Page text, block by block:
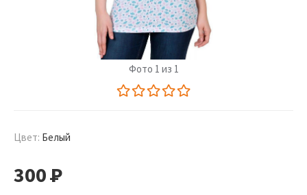
Фото 1 из 1
Цвет: Белый
300Р